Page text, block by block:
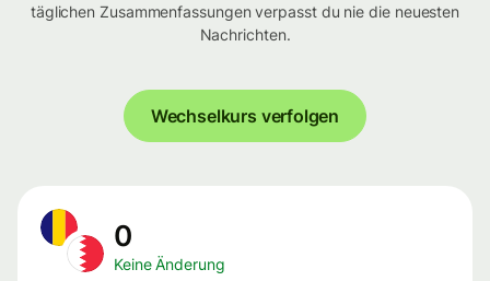
täglichen Zusammenfassungen verpasst du nie die neuesten
Nachrichten.
Wechselkurs verfolgen
0
Keine Änderung